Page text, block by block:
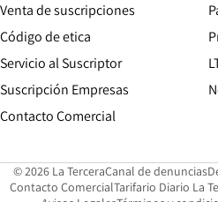
Venta de suscripciones
Código de etica Opens in new
Servicio al Suscriptor
Suscripción Empresas
Contacto ComercialOpens in new
© 2026 La TerceraCanal de denuncias
Contacto ComercialOpens in new
Tarifario Diario La